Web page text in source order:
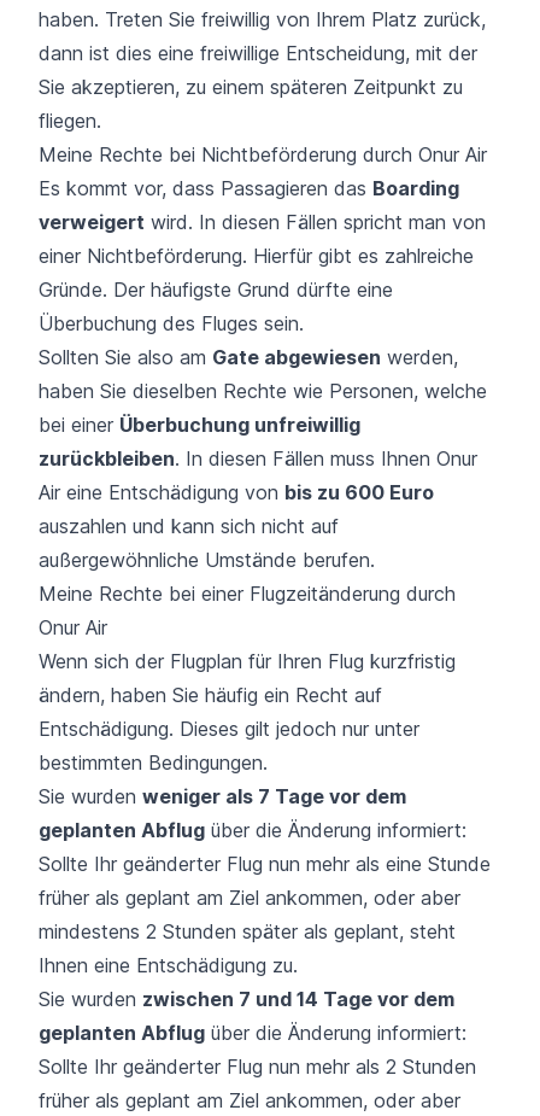
haben. Treten Sie freiwillig von Ihrem Platz zurück,
dann ist dies eine freiwillige Entscheidung, mit der
Sie akzeptieren, zu einem späteren Zeitpunkt zu
fliegen.
Meine Rechte bei Nichtbeförderung durch Onur Air
Es kommt vor, dass Passagieren das Boarding
verweigert wird. In diesen Fällen spricht man von
einer Nichtbeförderung. Hierfür gibt es zahlreiche
Gründe. Der häufigste Grund dürfte eine
Überbuchung des Fluges sein.
Sollten Sie also am Gate abgewiesen werden,
haben Sie dieselben Rechte wie Personen, welche
bei einer Überbuchung unfreiwillig
zurückbleiben. In diesen Fällen muss Ihnen Onur
Air eine Entschädigung von bis zu 600 Euro
auszahlen und kann sich nicht auf
außergewöhnliche Umstände berufen.
Meine Rechte bei einer Flugzeitänderung durch
Onur Air
Wenn sich der Flugplan für Ihren Flug kurzfristig
ändern, haben Sie häufig ein Recht auf
Entschädigung. Dieses gilt jedoch nur unter
bestimmten Bedingungen.
Sie wurden weniger als 7 Tage vor dem
geplanten Abflug über die Änderung informiert:
Sollte Ihr geänderter Flug nun mehr als eine Stunde
früher als geplant am Ziel ankommen, oder aber
mindestens 2 Stunden später als geplant, steht
Ihnen eine Entschädigung zu.
Sie wurden zwischen 7 und 14 Tage vor dem
geplanten Abflug über die Änderung informiert:
Sollte Ihr geänderter Flug nun mehr als 2 Stunden
früher als geplant am Ziel ankommen, oder aber